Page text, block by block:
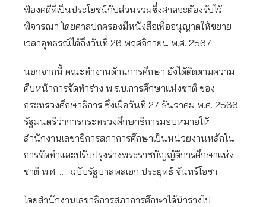
ฟ้องคดีที่เป็นประโยชน์กับส่วนรวมซึ่งศาลจะต้องรับไว้
พิจารณา โดยศาลปกครองมีหนังสือเพื่ออนุญาตให้ขยาย
เวลาอุทธรณ์ได้ถึงวันที่ 26 พฤศจิกายน พ.ศ. 2567
นอกจากนี้ คณะทำงานด้านการศึกษา ยังได้ติดตามความ
คืบหน้าการจัดทำร่าง พ.ร.บ.การศึกษาแห่งชาติ ของ
กระทรวงศึกษาธิการ ซึ่งเมื่อวันที่ 27 ธันวาคม พ.ศ. 2566
รัฐมนตรีว่าการกระทรวงศึกษาธิการมอบหมายให้
สำนักงานเลขาธิการสภาการศึกษาเป็นหน่วยงานหลักใน
การจัดทำและปรับปรุงร่างพระราชบัญญัติการศึกษาแห่ง
ชาติ พ.ศ. …. ฉบับรัฐบาลพลเอก ประยุทธ์ จันทร์โอชา
โดยสำนักงานเลขาธิการสภาการศึกษาได้นำร่างไป